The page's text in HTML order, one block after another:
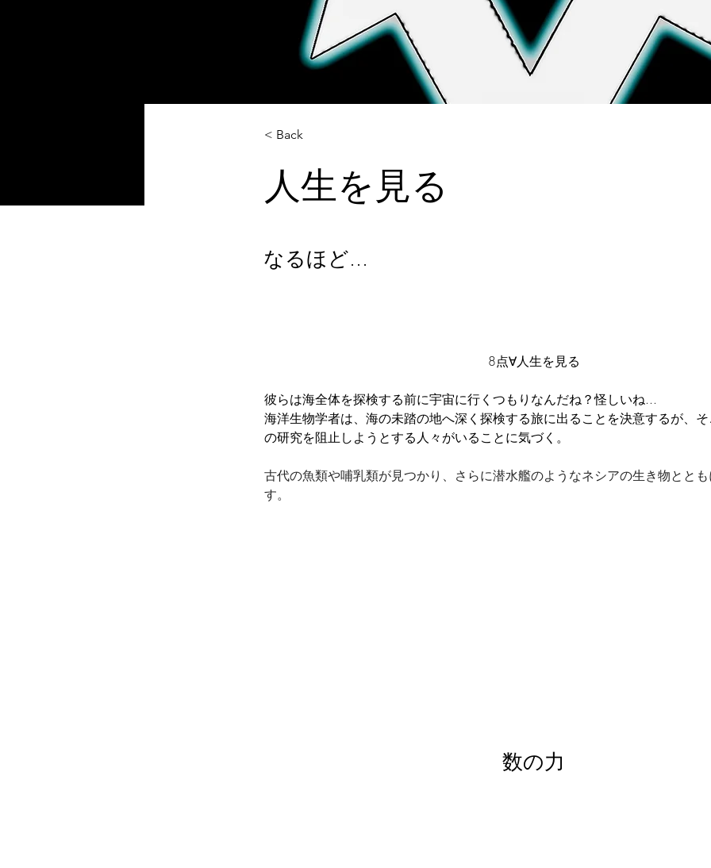
< Back
人生を見る
なるほど...
8点∀人生を見る
彼らは海全体を探検する前に宇宙に行くつもりなんだね？怪しいね...
海洋生物学者は、海の未踏の地へ深く探検する旅に出ることを決意するが、
の研究を阻止しようとする人々がいることに気づく。
古代の魚類や哺乳類が見つかり、さらに潜水艦のようなネシアの生き物ととも
す。
数の力